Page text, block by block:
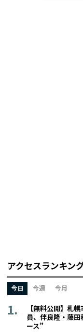
アクセスランキン
今日 今週 今月
【無料公開】札
員、伴良隆・藤
ース”